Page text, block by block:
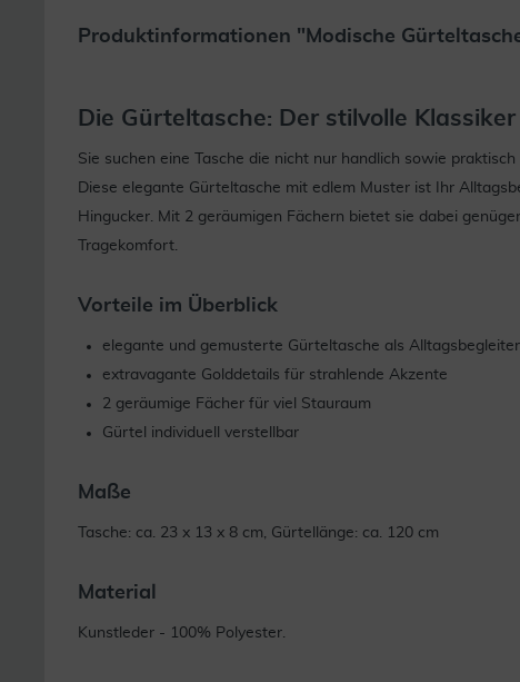
Produktinformationen "Modische
Die Gürteltasche: Der stilvolle
Sie suchen eine Tasche die nicht nur handlich sowie
Diese elegante Gürteltasche mit edlem Muster ist Ihr
Hingucker. Mit 2 geräumigen Fächern bietet sie dabei
Tragekomfort.
Vorteile im Überblick
elegante und gemusterte Gürteltasche als Alltagsbegleiter
extravagante Golddetails für strahlende Akzente
2 geräumige Fächer für viel Stauraum
Gürtel individuell verstellbar
Maße
Tasche: ca. 23 x 13 x 8 cm, Gürtellänge: ca. 120 cm
Material
Kunstleder - 100% Polyester.